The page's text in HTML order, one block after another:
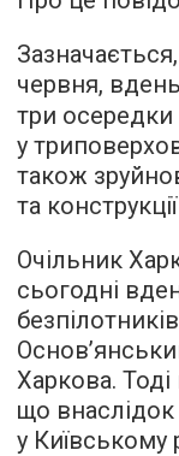
червня,
три
у
також
та
Очільник
сьогодні
Харкова.
що внаслідок
у Київському